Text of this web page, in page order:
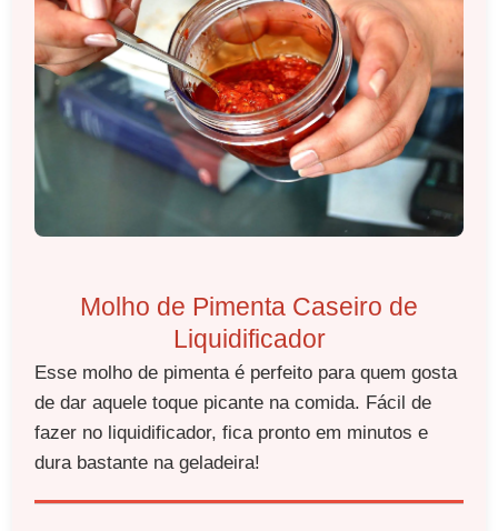
Molho de Pimenta Caseiro de
Liquidificador
Esse molho de pimenta é perfeito para quem gosta
de dar aquele toque picante na comida. Fácil de
fazer no liquidificador, fica pronto em minutos e
dura bastante na geladeira!